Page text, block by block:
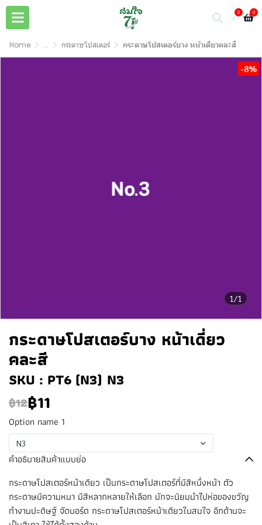
0 0
Home ... กระดาษโปสเตอร์ กระดาษโปสเตอร์บาง หน้าเดี่ยวคละสี
1/1
-8%
กระดาษโปสเตอร์บาง หน้าเดี่ยว
คละสี
SKU : PT6 (N3) N3
฿12฿11
Option name 1
N3
คำอธิบายสินค้าแบบย่อ
กระดาษโปสเตอร์หน้าเดียว เป็นกระดาษโปสเตอร์ที่มีสีหนึ่งหน้า ตัว
กระดาษมีความหนา มีสีหลากหลายให้เลือก มักจะนิยมนำไปห่อของขวัญ
ทำงานปะดิษฐ์ จัดบอร์ด กระดาษโปสเตอร์หน้าเดียวในสมใจ อีกด้านจะ